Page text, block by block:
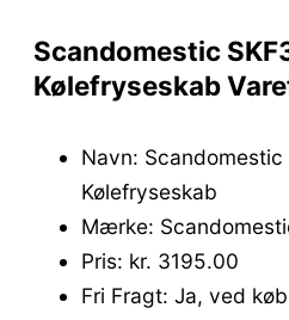
Scandomestic
Kølefryseskab
Navn: Scandomestic
Kølefryseskab
Mærke:
Pris: kr. 3195.00
Fri Fragt: Ja, ved